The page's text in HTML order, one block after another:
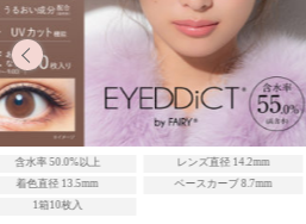
径 14.2mm
ブ 8.7mm
含水率 40.0%以下
着色直径 13.2mm